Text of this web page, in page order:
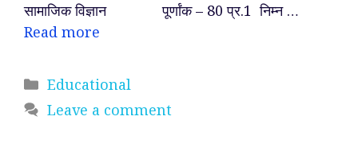
सामाजिक विज्ञान पूर्णांक – 80 प्र.1 निम्न …
Read more
Categories
Educational
Leave a comment